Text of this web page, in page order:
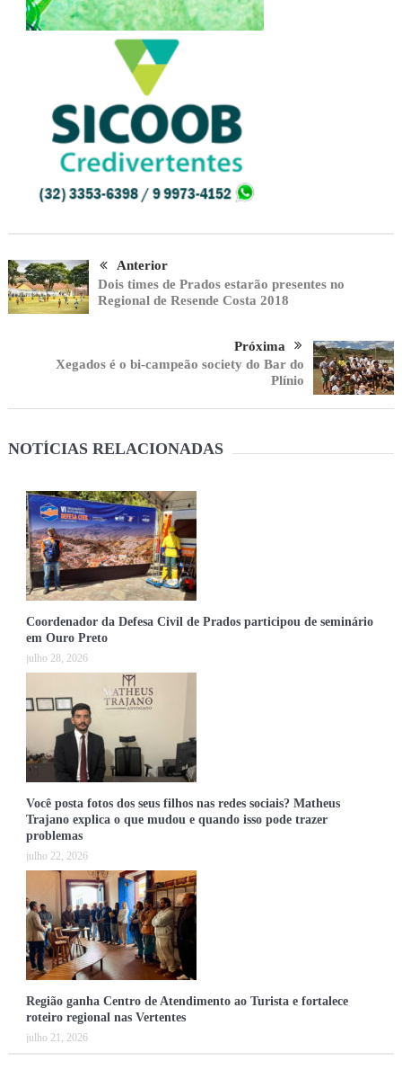
Anterior
Dois times de Prados estarão presentes no
Regional de Resende Costa 2018
Próxima
Xegados é o bi-campeão society do Bar do
Plínio
NOTÍCIAS RELACIONADAS
Coordenador da Defesa Civil de Prados participou de seminário
em Ouro Preto
julho 28, 2026
Você posta fotos dos seus filhos nas redes sociais? Matheus
Trajano explica o que mudou e quando isso pode trazer
problemas
julho 22, 2026
Região ganha Centro de Atendimento ao Turista e fortalece
roteiro regional nas Vertentes
julho 21, 2026